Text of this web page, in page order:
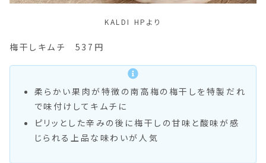
KALDI HPより
梅干しキムチ 537円
柔らかい果肉が特徴の南高梅の梅干しを特製だれ
で味付けしてキムチに
ピリッとした辛みの後に梅干しの甘味と酸味が感
じられる上品な味わいが人気